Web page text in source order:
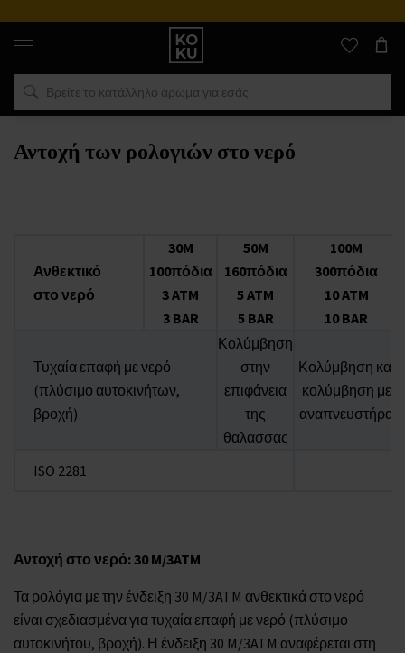
Αυθεντικά
αρώματα
και
ρολόγια
σε
μέρος
Αντοχή των ρολογιών στο νερό
Ανθεκτικό
στο νερό
30M
100πόδια
3 ATM
3 BAR
50M
160πόδια
5 ATM
5 BAR
100M
300πόδια
10 ATM
10 BAR
Τυχαία επαφή με νερό
(πλύσιμο αυτοκινήτων,
βροχή)
Κολύμβηση
στην
επιφάνεια
της
θαλασσας
Κολύμβηση και
κολύμβηση με
αναπνευστήρα
ISO 2281
Αντοχή στο νερό: 30 M/3ATM
Τα ρολόγια με την ένδειξη 30 M/3ATM ανθεκτικά στο νερό
είναι σχεδιασμένα για τυχαία επαφή με νερό (πλύσιμο
αυτοκινήτου, βροχή). Η ένδειξη 30 M/3ATM αναφέρεται στη